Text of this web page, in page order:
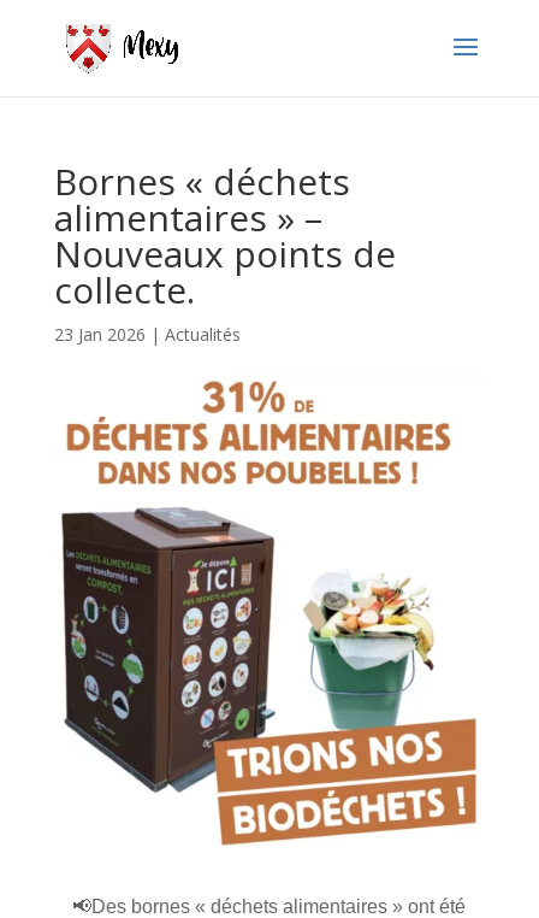
Bornes « déchets
alimentaires » –
Nouveaux points de
collecte.
23 Jan 2026 | Actualités
📢Des bornes « déchets alimentaires » ont été